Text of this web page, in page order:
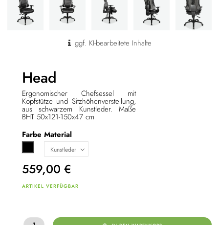
ggf. KI-bearbeitete Inhalte
Head
Ergonomischer Chefsessel mit
Kopfstütze und Sitzhöhenverstellung,
aus schwarzem Kunstleder. Maße
BHT 50x121-150x47 cm
Farbe
Schwarz
Material
559,00 €
ARTIKEL VERFÜGBAR